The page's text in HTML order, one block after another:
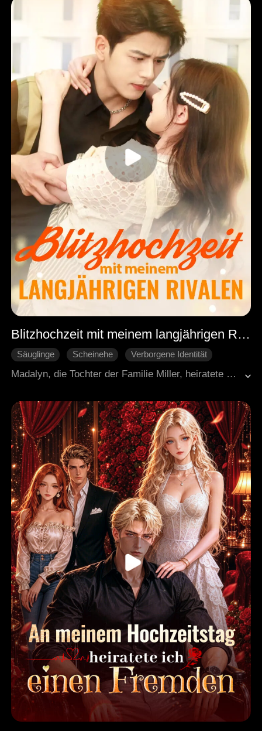
Blitzhochzeit mit meinem langjährigen Rivalen
Säuglinge Scheinehe
Verborgene Identität
Madalyn, die Tochter der Familie Miller, heiratete überstürzt einen armen Mann mit einer Tochter. Im Laufe der Zeit entschlüsselte sie nach und nach die geheimnisvolle Identität ihres Mannes. Unerwartet entdeckte sie, dass der Mann, mit dem sie jeden Tag zusammen war, in Wirklichkeit der Präsident ihrer konkurrierenden Firma war, was in ihr einen tiefen Schock und einen inneren Kampf auslöste.